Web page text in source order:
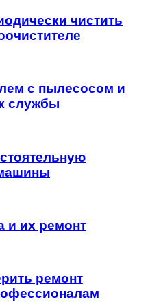
чистить
с пылесосом и
службы
и их ремонт
ремонт